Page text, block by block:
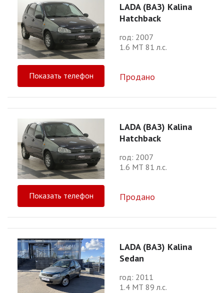
LADA (ВАЗ) Kalina
Hatchback
год: 2007
1.6 МТ 81 л.с.
Показать телефон Продано
LADA (ВАЗ) Kalina
Hatchback
год: 2007
1.6 МТ 81 л.с.
Показать телефон Продано
LADA (ВАЗ) Kalina
Sedan
год: 2011
1.4 МТ 89 л.с.